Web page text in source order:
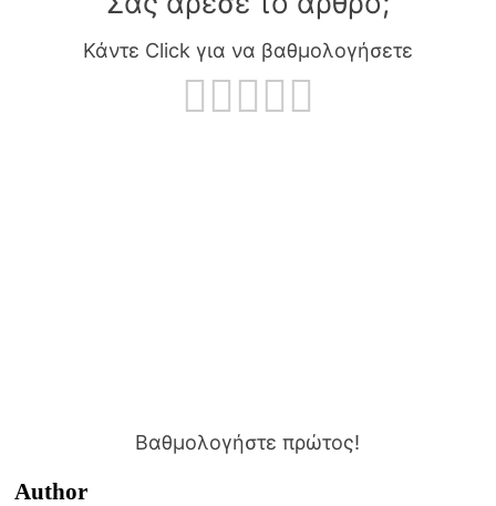
Κάντε Click για να βαθμολογήσετε
Βαθμολογήστε πρώτος!
Author